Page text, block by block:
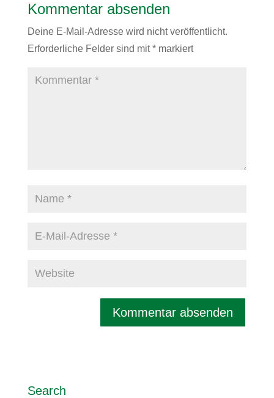
Kommentar absenden
Deine E-Mail-Adresse wird nicht veröffentlicht.
Erforderliche Felder sind mit*markiert
Search